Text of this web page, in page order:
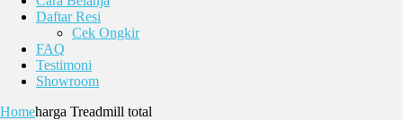
Daftar Resi
Cek Ongkir
FAQ
Testimoni
Showroom
Homeharga Treadmill total